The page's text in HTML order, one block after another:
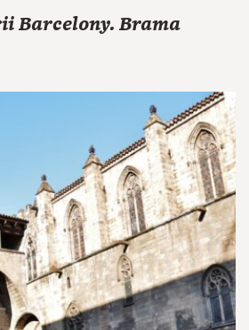
Barcelony. Brama